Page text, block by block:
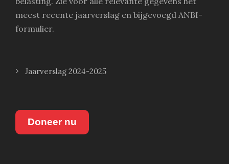
meest recente jaarverslag en bijgevoegd ANBI-
formulier.
Jaarverslag 2024-2025
Doneer nu